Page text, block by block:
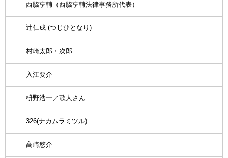
西脇亨輔（西脇亨輔法律事務所代表）
辻仁成 (つじひとなり)
村崎太郎・次郎
入江要介
枡野浩一／歌人さん
326(ナカムラミツル)
高崎悠介